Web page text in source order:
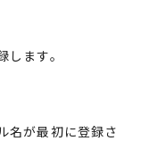
ます。
名が最初に登録さ